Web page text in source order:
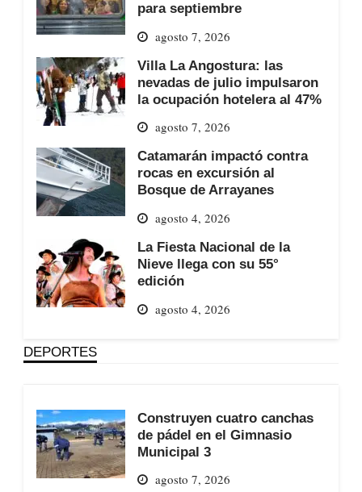
para septiembre
agosto 7, 2026
Villa La Angostura: las
nevadas de julio impulsaron
la ocupación hotelera al 47%
agosto 7, 2026
Catamarán impactó contra
rocas en excursión al
Bosque de Arrayanes
agosto 4, 2026
La Fiesta Nacional de la
Nieve llega con su 55°
edición
agosto 4, 2026
DEPORTES
Construyen cuatro canchas
de pádel en el Gimnasio
Municipal 3
agosto 7, 2026